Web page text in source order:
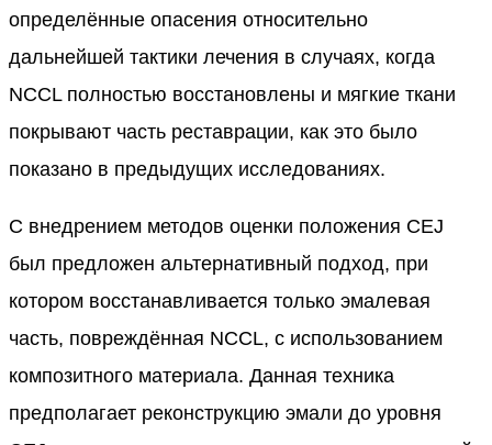
определённые опасения относительно
дальнейшей тактики лечения в случаях, когда
NCCL полностью восстановлены и мягкие ткани
покрывают часть реставрации, как это было
показано в предыдущих исследованиях.
С внедрением методов оценки положения CEJ
был предложен альтернативный подход, при
котором восстанавливается только эмалевая
часть, повреждённая NCCL, с использованием
композитного материала. Данная техника
предполагает реконструкцию эмали до уровня